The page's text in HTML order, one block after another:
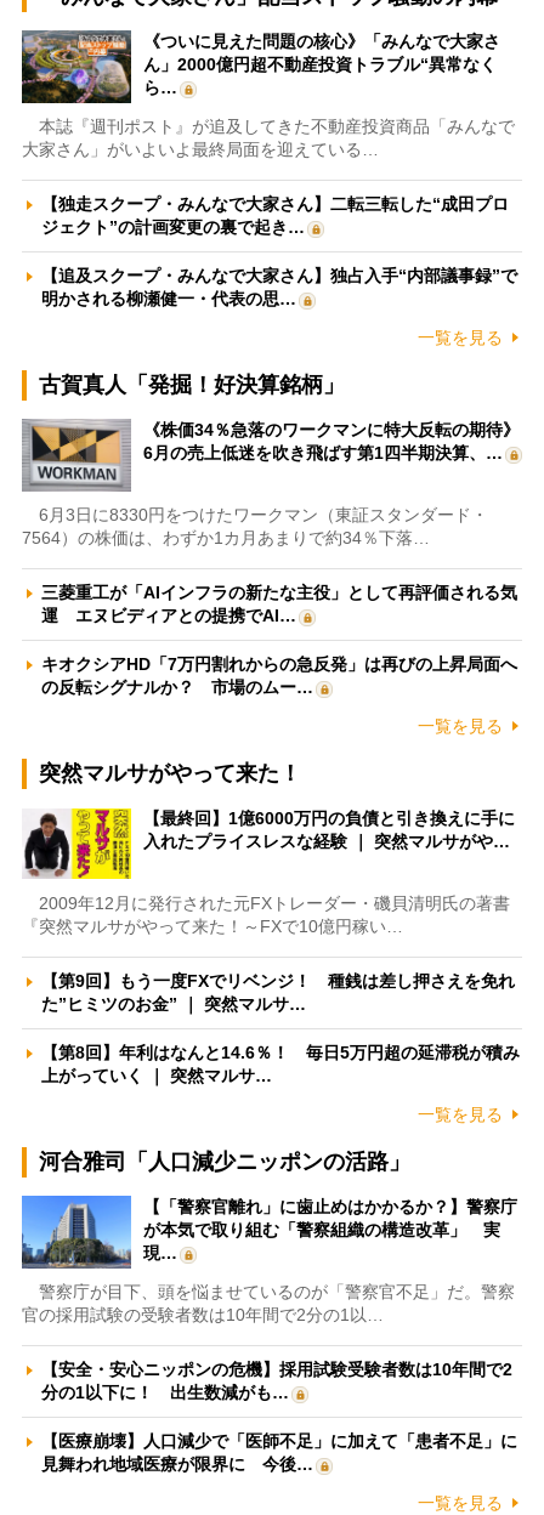
《ついに見えた問題の核心》「みんなで大家さ
ん」2000億円超不動産投資トラブル“異常なく
ら…
本誌『週刊ポスト』が追及してきた不動産投資商品「みんなで
大家さん」がいよいよ最終局面を迎えている…
【独走スクープ・みんなで大家さん】二転三転した“成田プロ
ジェクト”の計画変更の裏で起き…
【追及スクープ・みんなで大家さん】独占入手“内部議事録”で
明かされる柳瀬健一・代表の思…
一覧を見る
古賀真人「発掘！好決算銘柄」
《株価34％急落のワークマンに特大反転の期待》
6月の売上低迷を吹き飛ばす第1四半期決算、…
6月3日に8330円をつけたワークマン（東証スタンダード・
7564）の株価は、わずか1カ月あまりで約34％下落…
三菱重工が「AIインフラの新たな主役」として再評価される気
運 エヌビディアとの提携でAI…
キオクシアHD「7万円割れからの急反発」は再びの上昇局面へ
の反転シグナルか？ 市場のムー…
一覧を見る
突然マルサがやって来た！
【最終回】1億6000万円の負債と引き換えに手に
入れたプライスレスな経験 ｜ 突然マルサがや…
2009年12月に発行された元FXトレーダー・磯貝清明氏の著書
『突然マルサがやって来た！～FXで10億円稼い…
【第9回】もう一度FXでリベンジ！ 種銭は差し押さえを免れ
た”ヒミツのお金” ｜ 突然マルサ…
【第8回】年利はなんと14.6％！ 毎日5万円超の延滞税が積み
上がっていく ｜ 突然マルサ…
一覧を見る
河合雅司「人口減少ニッポンの活路」
【「警察官離れ」に歯止めはかかるか？】警察庁
が本気で取り組む「警察組織の構造改革」 実
現…
警察庁が目下、頭を悩ませているのが「警察官不足」だ。警察
官の採用試験の受験者数は10年間で2分の1以…
【安全・安心ニッポンの危機】採用試験受験者数は10年間で2
分の1以下に！ 出生数減がも…
【医療崩壊】人口減少で「医師不足」に加えて「患者不足」に
見舞われ地域医療が限界に 今後…
一覧を見る